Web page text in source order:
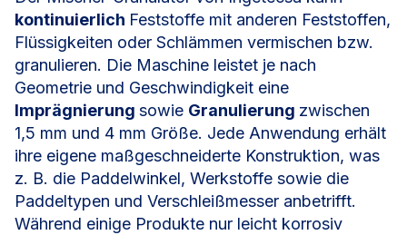
kontinuierlich Feststoffe mit anderen Feststoffen,
Flüssigkeiten oder Schlämmen vermischen bzw.
granulieren. Die Maschine leistet je nach
Geometrie und Geschwindigkeit eine
Imprägnierung sowie Granulierung zwischen
1,5 mm und 4 mm Größe. Jede Anwendung erhält
ihre eigene maßgeschneiderte Konstruktion, was
z. B. die Paddelwinkel, Werkstoffe sowie die
Paddeltypen und Verschleißmesser anbetrifft.
Während einige Produkte nur leicht korrosiv